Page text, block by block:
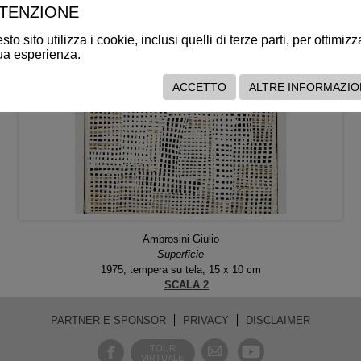
Ambrosini Giulio
Superficie
1975, tempera su tela, 15 x 10 cm
SCALA 2
PARTNER E SPONSOR PRIVACY DISCLAIMER
TOUR
VIRTUALE
sito utilizza i cookie, inclusi quelli di terze parti, per
esperienza.
ACCETTO ALTRE